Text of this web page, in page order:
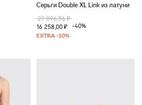
Серьги Double XL Link из латуни
27 096,36 ₽
16 258,00 ₽
-40%